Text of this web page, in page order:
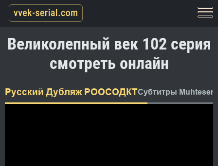
Великолепный век 102 серия
смотреть онлайн
Русский Дубляж РООСОДКТСубтитры